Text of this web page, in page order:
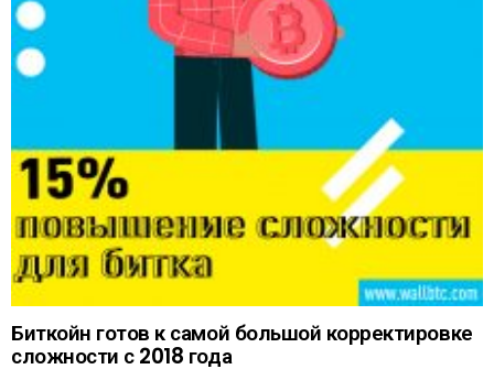
Биткойн готов к самой большой корректировке
сложности с 2018 года